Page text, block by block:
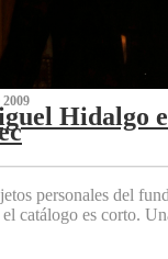
Hidalgo
personales del
catálogo es corto.